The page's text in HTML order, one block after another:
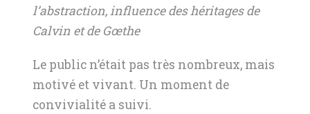
l’abstraction, influence des héritages de
Calvin et de Gœthe
Le public n’était pas très nombreux, mais
motivé et vivant. Un moment de
convivialité a suivi.